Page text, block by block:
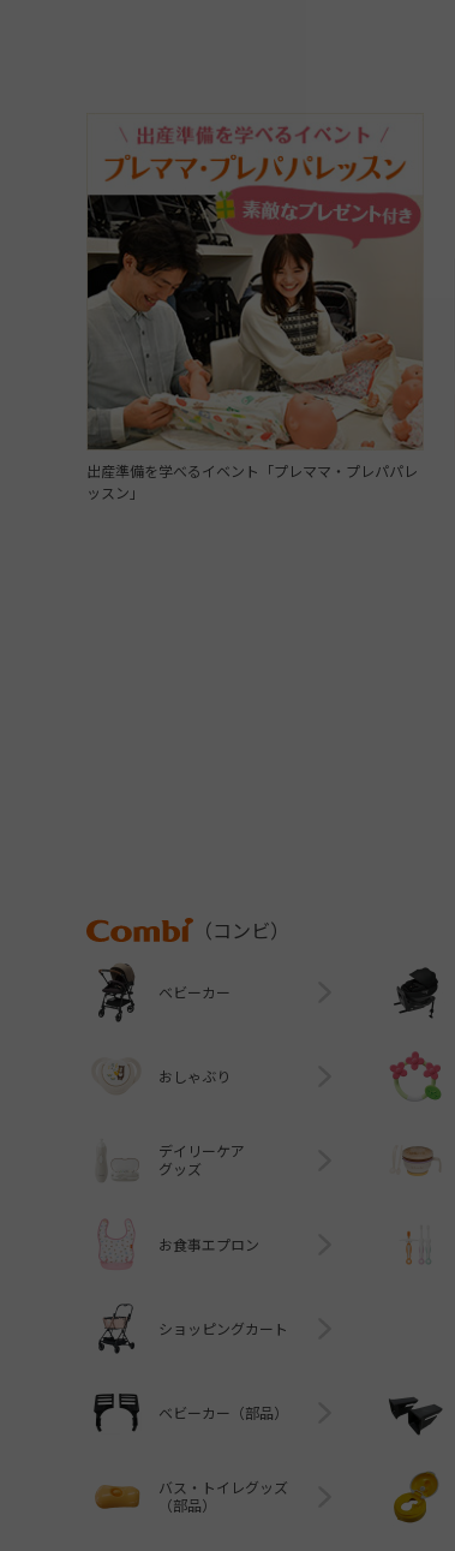
出産準備を学べるイベント「プレママ・プレパパレ
ッスン」
Combi
（コンビ）
ベビーカー
おしゃぶり
デイリーケア
グッズ
お食事エプロン
ショッピングカート
ベビーカー（部品）
バス・トイレグッズ
（部品）